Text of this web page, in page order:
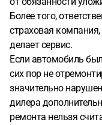
Более того,
страховая
делает сервис.
Если автомобиль
сих пор не
значительно
дилера
ремонта нельзя